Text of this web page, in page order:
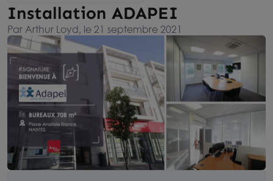
Installation ADAPEI
Par Arthur Loyd, le 21 septembre 2021